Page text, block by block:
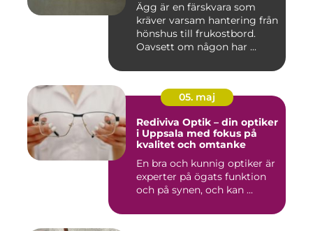
Ägg är en färskvara som
kräver varsam hantering från
hönshus till frukostbord.
Oavsett om någon har ...
05. maj
Rediviva Optik – din optiker
i Uppsala med fokus på
kvalitet och omtanke
En bra och kunnig optiker är
experter på ögats funktion
och på synen, och kan ...